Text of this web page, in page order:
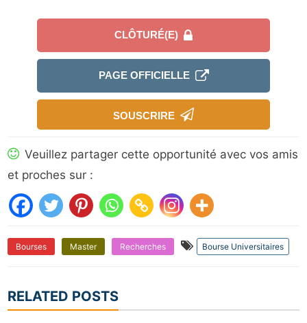
CLÔTURÉ(E)
PAGE OFFICIELLE
SOUSCRIRE
Veuillez partager cette opportunité avec vos amis
et proches sur :
Bourses Master Recherches Bourse Universitaires
RELATED POSTS